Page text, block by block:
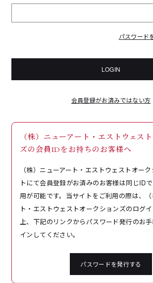
パスワード
LOGIN
会員登録がお済みではない方
（株）ニューアート・エストウェス
ズの会員IDをお持ちのお客様へ
（株）ニューアート・エストウェストオー
トにて会員登録がお済みのお客様は同じID
用が可能です。当サイトをご利用の際は、
ト・エストウェストオークションズのログ
上、下記のリンクからパスワード発行のお
インしてください。
パスワードを発行する